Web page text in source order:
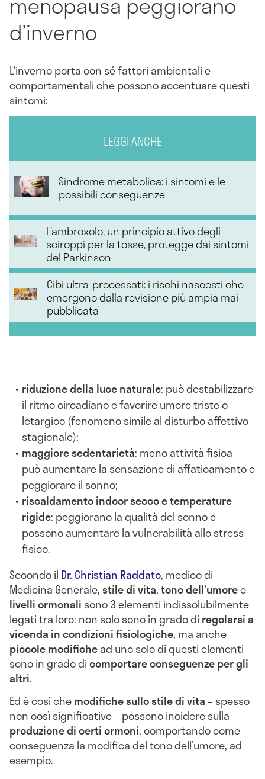
d’inverno
L’inverno porta con sé fattori ambientali e
comportamentali che possono accentuare questi
sintomi:
LEGGI ANCHE
Sindrome metabolica: i sintomi e le
possibili conseguenze
L’ambroxolo, un principio attivo degli
sciroppi per la tosse, protegge dai sintomi
del Parkinson
Cibi ultra-processati: i rischi nascosti che
emergono dalla revisione più ampia mai
pubblicata
riduzione della luce naturale: può destabilizzare
il ritmo circadiano e favorire umore triste o
letargico (fenomeno simile al disturbo affettivo
stagionale);
maggiore sedentarietà: meno attività fisica
può aumentare la sensazione di affaticamento e
peggiorare il sonno;
riscaldamento indoor secco e temperature
rigide: peggiorano la qualità del sonno e
possono aumentare la vulnerabilità allo stress
fisico.
Secondo il Dr. Christian Raddato, medico di
Medicina Generale,stile di vita,tono dell’umoree
livelli ormonali sono 3 elementi indissolubilmente
legati tra loro: non solo sono in grado di regolarsi a
vicenda in condizioni fisiologiche, ma anche
piccole modifichead uno solo di questi elementi
sono in grado dicomportare conseguenze per gli
altri.
Ed è così chemodifiche sullo stile di vita – spesso
non così significative – possono incidere sulla
produzione di certi ormoni, comportando come
conseguenza la modifica del tono dell’umore, ad
esempio.